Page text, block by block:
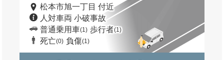
松本市旭一丁目 付近
人対車両 小破事故
普通乗用車(1) 歩行者(1)
死亡(0) 負傷(1)